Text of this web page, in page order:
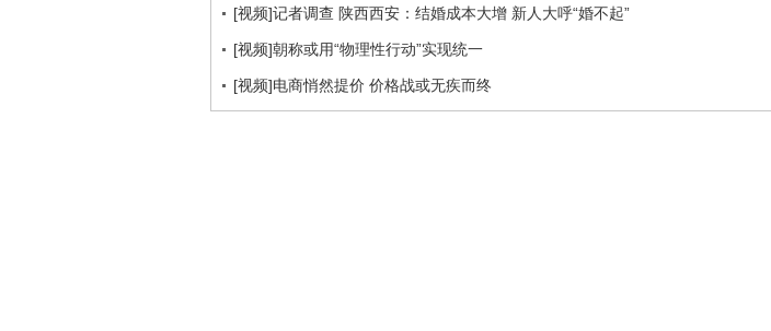
[视频]记者调查 陕西西安：结婚成本大增 新人大呼“婚不起”
[视频]朝称或用“物理性行动”实现统一
[视频]电商悄然提价 价格战或无疾而终